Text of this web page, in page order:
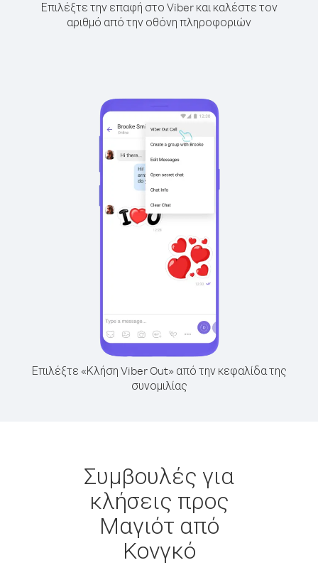
Επιλέξτε την επαφή στο Viber και καλέστε τον
αριθμό από την οθόνη πληροφοριών
Επιλέξτε «Κλήση Viber Out» από την κεφαλίδα της
συνομιλίας
Συμβουλές για
κλήσεις προς
Μαγιότ από
Κονγκό